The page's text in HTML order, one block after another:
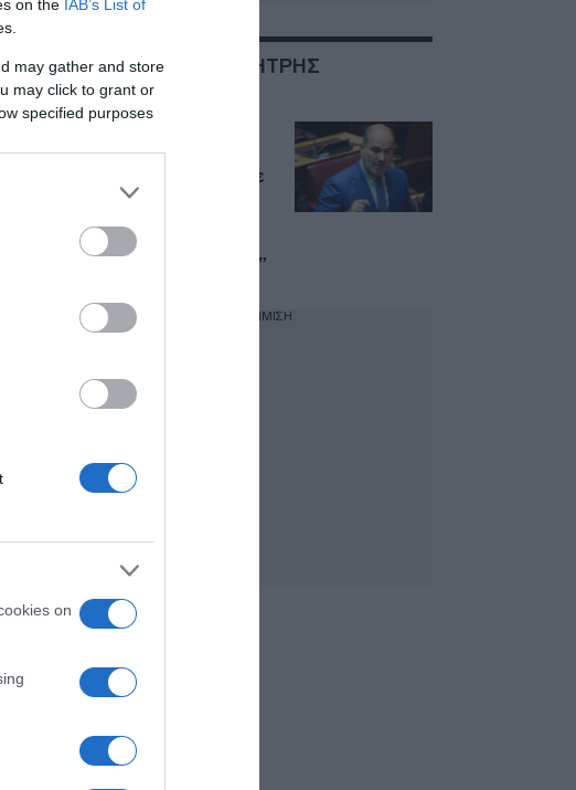
on the IAB’s List of
may gather and store
may click to grant or
specified purposes
on
ΣΧΕΤΙΚΑ ΜΕ:ΔΗΜΗΤΡΗΣ
ΜΑΡΚΟΠΟΥΛΟΣ
Κωνσταντοπούλου:
“Είναι σαν να έχουμε
τον Ρουβίκωνα στη
ντους να της
περάσουν τα νεύρα”
ΔΙΑΦΗΜΙΣΗ